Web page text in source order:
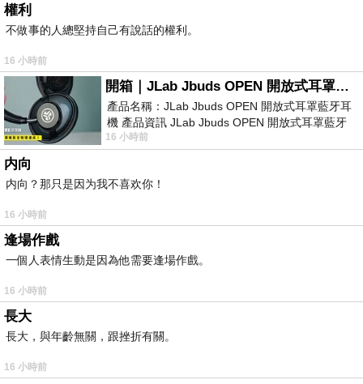
權利
不做事的人總堅持自己有說話的權利。
16 小時前
開箱｜JLab Jbuds OPEN 開放式耳罩藍牙耳機 - 設計美學，輕巧、透氣、環境音全物理達成！
產品名稱：JLab Jbuds OPEN 開放式耳罩藍牙耳
機 產品資訊 JLab Jbuds OPEN 開放式耳罩藍牙
耳機評語：非常有特色，值得喜愛美型工
16 小時前
内向
内向？那只是因为我不喜欢你！
16 小時前
逢場作戲
一個人表情生動是因為他需要逢場作戲。
16 小時前
長大
長大，與年齡無關，跟挫折有關。
16 小時前